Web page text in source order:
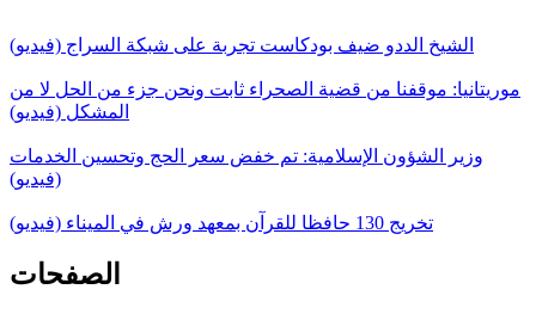
الشيخ الددو ضيف بودكاست تجربة على شبكة السراج (فيديو)
موريتانيا: موقفنا من قضية الصحراء ثابت ونحن جزء من الحل لا من
المشكل (فيديو)
وزير الشؤون الإسلامية: تم خفض سعر الحج وتحسين الخدمات
(فيديو)
تخريج 130 حافظا للقرآن بمعهد ورش في الميناء (فيديو)
الصفحات